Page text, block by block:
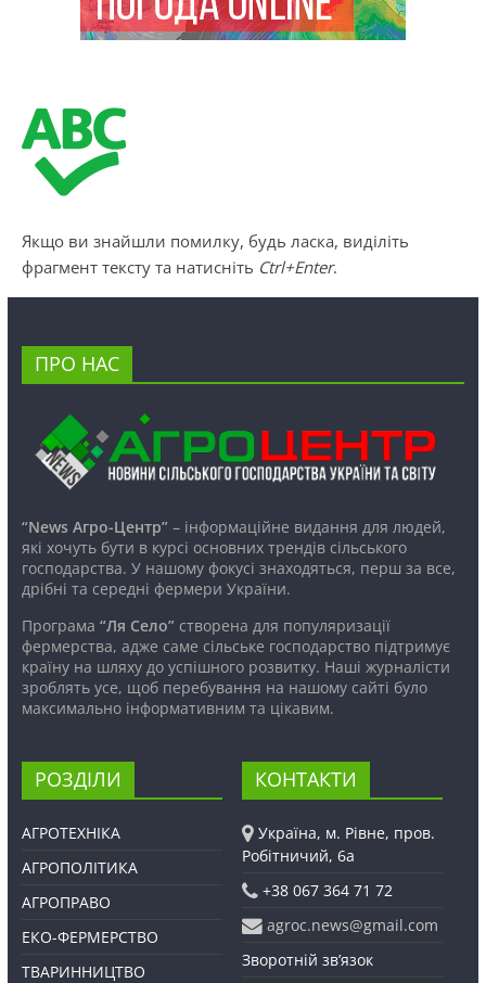
Якщо ви знайшли помилку, будь ласка, виділіть
фрагмент тексту та натисніть Ctrl+Enter.
ПРО НАС
“News Агро-Центр”– інформаційне видання для людей,
які хочуть бути в курсі основних трендів сільського
господарства. У нашому фокусі знаходяться, перш за все,
дрібні та середні фермери України.
Програма “Ля Село”створена для популяризації
фермерства, адже саме сільське господарство підтримує
країну на шляху до успішного розвитку. Наші журналісти
зроблять усе, щоб перебування на нашому сайті було
максимально інформативним та цікавим.
РОЗДІЛИ
АГРОТЕХНІКА
АГРОПОЛІТИКА
АГРОПРАВО
ЕКО-ФЕРМЕРСТВО
ТВАРИННИЦТВО
КОНТАКТИ
Україна, м. Рівне, пров.
Робітничий, 6а
+38 067 364 71 72
agroc.news@gmail.com
Зворотній зв’язок